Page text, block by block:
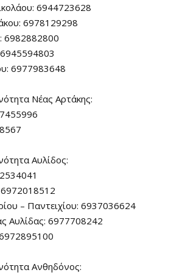
6944723628
6978129298
6982882800
6977983648
Νέας Αρτάκης:
Αυλίδος:
– Παντειχίου: 6937036624
Αυλίδας: 6977708242
Ανθηδόνος: